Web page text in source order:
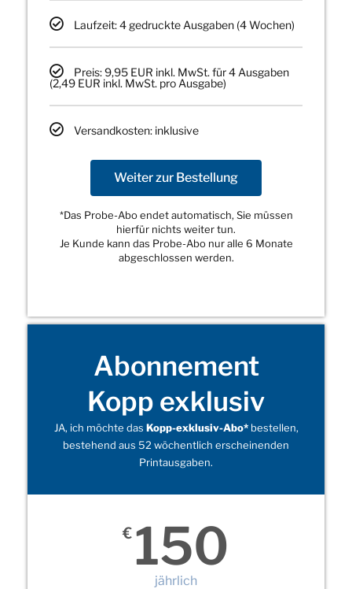
Laufzeit: 4 gedruckte Ausgaben (4 Wochen)
Preis: 9,95 EUR inkl. MwSt. für 4 Ausgaben
(2,49 EUR inkl. MwSt. pro Ausgabe)
Versandkosten: inklusive
Weiter zur Bestellung
*Das Probe-Abo endet automatisch, Sie müssen
hierfür nichts weiter tun.
Je Kunde kann das Probe-Abo nur alle 6 Monate
abgeschlossen werden.
Abonnement
Kopp exklusiv
JA, ich möchte das Kopp-exklusiv-Abo*bestellen,
bestehend aus 52 wöchentlich erscheinenden
Printausgaben.
€ 150
jährlich